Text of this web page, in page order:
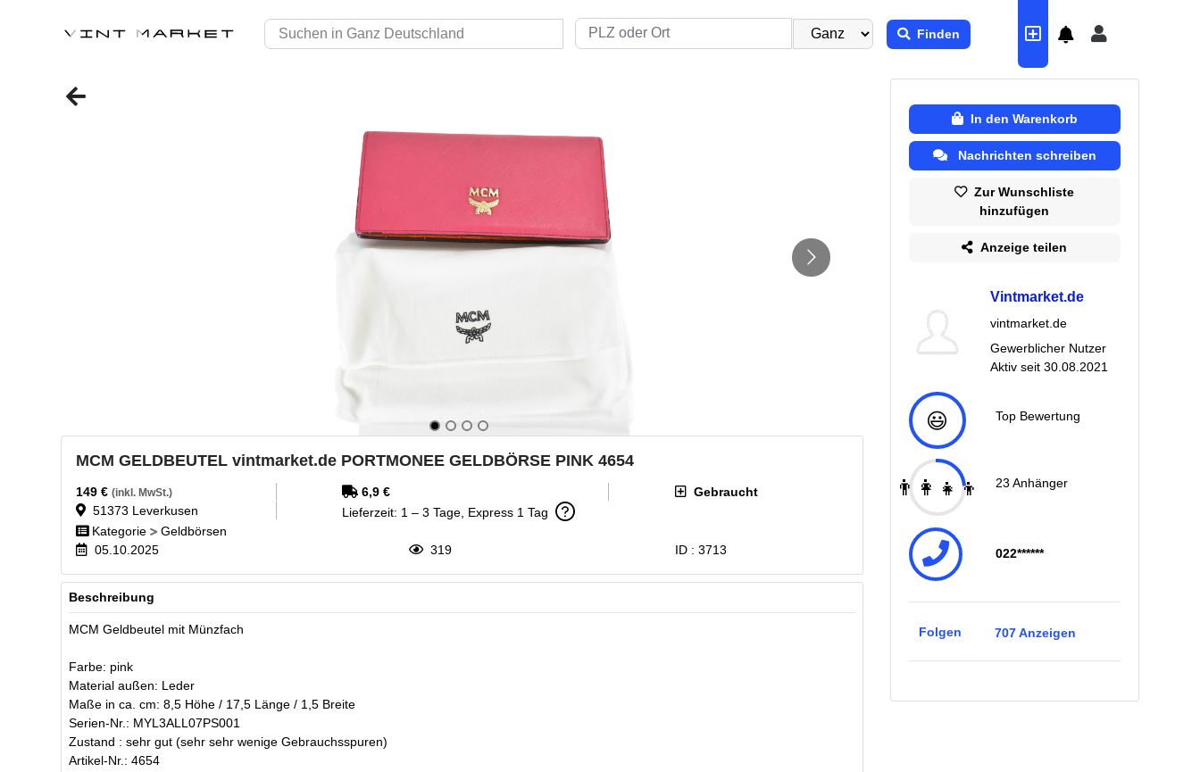
Finden
MCM GELDBEUTEL vintmarket.de PORTMONEE GELDBÖRSE PINK 4654
149 € (inkl. MwSt.) 6,9 €
Gebraucht
51373 Leverkusen
Lieferzeit: 1 – 3 Tage, Express 1 Tag
Kategorie
Geldbörsen
05.10.2025
319 ID : 3713
Beschreibung
MCM Geldbeutel mit Münzfach
Farbe: pink
Material außen: Leder
Maße in ca. cm: 8,5 Höhe / 17,5 Länge / 1,5 Breite
Serien-Nr.: MYL3ALL07PS001
Zustand : sehr gut (sehr sehr wenige Gebrauchsspuren)
Artikel-Nr.: 4654
In den Warenkorb
Nachrichten schreiben
Zur Wunschliste
hinzufügen
Anzeige teilen
Vintmarket.de
vintmarket.de
Gewerblicher Nutzer
Aktiv seit 30.08.2021
😃 Top Bewertung
👨‍👩‍👧‍👦 23 Anhänger
022******
Folgen 707Anzeigen